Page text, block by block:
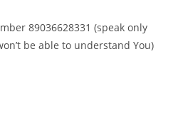
89036628331 (speak only
be able to understand You)